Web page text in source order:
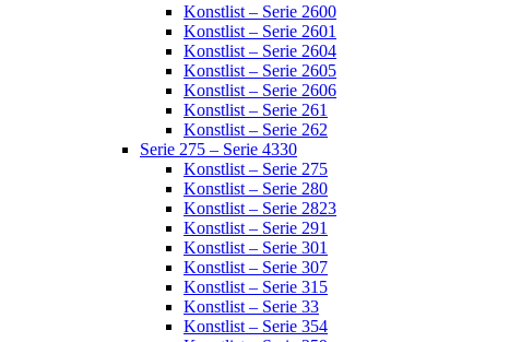
Konstlist – Serie 2600
Konstlist – Serie 2601
Konstlist – Serie 2604
Konstlist – Serie 2605
Konstlist – Serie 2606
Konstlist – Serie 261
Konstlist – Serie 262
Serie 275 – Serie 4330
Konstlist – Serie 275
Konstlist – Serie 280
Konstlist – Serie 2823
Konstlist – Serie 291
Konstlist – Serie 301
Konstlist – Serie 307
Konstlist – Serie 315
Konstlist – Serie 33
Konstlist – Serie 354